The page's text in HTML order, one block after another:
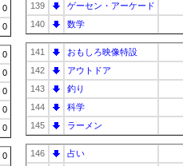
0
0
0
0
0
0
0
0
139
ゲーセン・アーケード
140
数学
141
おもしろ映像特設
142
アウトドア
143
釣り
144
科学
145
ラーメン
146
占い